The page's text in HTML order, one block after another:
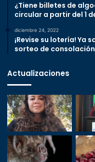
¿Tiene billetes de
circular a partir del 1
diciembre 24, 2022
¡Revise su lotería! Ya
sorteo de consolación
Actualizaciones